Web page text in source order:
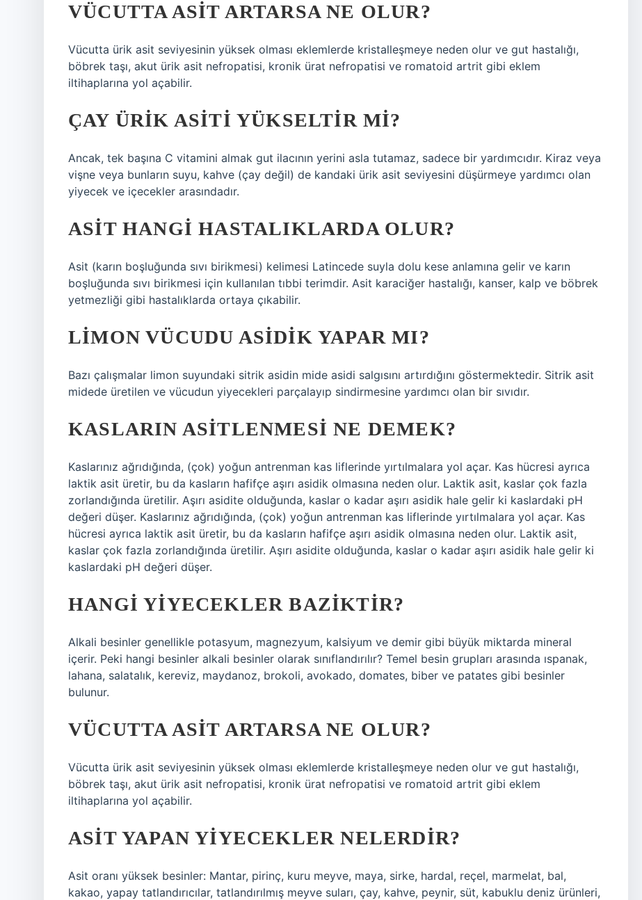
VÜCUTTA ASIT ARTARSA NE OLUR?
Vücutta ürik asit seviyesinin yüksek olması eklemlerde kristalleşmeye neden olur ve gut hastalığı,
böbrek taşı, akut ürik asit nefropatisi, kronik ürat nefropatisi ve romatoid artrit gibi eklem
iltihaplarına yol açabilir.
ÇAY ÜRIK ASITI YÜKSELTIR MI?
Ancak, tek başına C vitamini almak gut ilacının yerini asla tutamaz, sadece bir yardımcıdır. Kiraz veya
vişne veya bunların suyu, kahve (çay değil) de kandaki ürik asit seviyesini düşürmeye yardımcı olan
yiyecek ve içecekler arasındadır.
ASIT HANGI HASTALIKLARDA OLUR?
Asit (karın boşluğunda sıvı birikmesi) kelimesi Latincede suyla dolu kese anlamına gelir ve karın
boşluğunda sıvı birikmesi için kullanılan tıbbi terimdir. Asit karaciğer hastalığı, kanser, kalp ve böbrek
yetmezliği gibi hastalıklarda ortaya çıkabilir.
LIMON VÜCUDU ASIDIK YAPAR MI?
Bazı çalışmalar limon suyundaki sitrik asidin mide asidi salgısını artırdığını göstermektedir. Sitrik asit
midede üretilen ve vücudun yiyecekleri parçalayıp sindirmesine yardımcı olan bir sıvıdır.
KASLARIN ASITLENMESI NE DEMEK?
Kaslarınız ağrıdığında, (çok) yoğun antrenman kas liflerinde yırtılmalara yol açar. Kas hücresi ayrıca
laktik asit üretir, bu da kasların hafifçe aşırı asidik olmasına neden olur. Laktik asit, kaslar çok fazla
zorlandığında üretilir. Aşırı asidite olduğunda, kaslar o kadar aşırı asidik hale gelir ki kaslardaki pH
değeri düşer. Kaslarınız ağrıdığında, (çok) yoğun antrenman kas liflerinde yırtılmalara yol açar. Kas
hücresi ayrıca laktik asit üretir, bu da kasların hafifçe aşırı asidik olmasına neden olur. Laktik asit,
kaslar çok fazla zorlandığında üretilir. Aşırı asidite olduğunda, kaslar o kadar aşırı asidik hale gelir ki
kaslardaki pH değeri düşer.
HANGI YIYECEKLER BAZIKTIR?
Alkali besinler genellikle potasyum, magnezyum, kalsiyum ve demir gibi büyük miktarda mineral
içerir. Peki hangi besinler alkali besinler olarak sınıflandırılır? Temel besin grupları arasında ıspanak,
lahana, salatalık, kereviz, maydanoz, brokoli, avokado, domates, biber ve patates gibi besinler
bulunur.
VÜCUTTA ASIT ARTARSA NE OLUR?
Vücutta ürik asit seviyesinin yüksek olması eklemlerde kristalleşmeye neden olur ve gut hastalığı,
böbrek taşı, akut ürik asit nefropatisi, kronik ürat nefropatisi ve romatoid artrit gibi eklem
iltihaplarına yol açabilir.
ASIT YAPAN YIYECEKLER NELERDIR?
Asit oranı yüksek besinler: Mantar, pirinç, kuru meyve, maya, sirke, hardal, reçel, marmelat, bal,
kakao, yapay tatlandırıcılar, tatlandırılmış meyve suları, çay, kahve, peynir, süt, kabuklu deniz ürünleri,